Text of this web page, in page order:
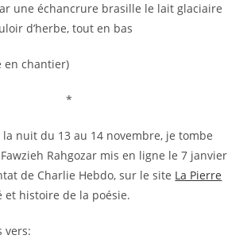
une échancrure brasille le lait glaciaire
d’herbe, tout en bas
en chantier)
*
nuit du 13 au 14 novembre, je tombe
Rahgozar mis en ligne le 7 janvier
de Charlie Hebdo, sur le site La Pierre
et histoire de la poésie.
vers: